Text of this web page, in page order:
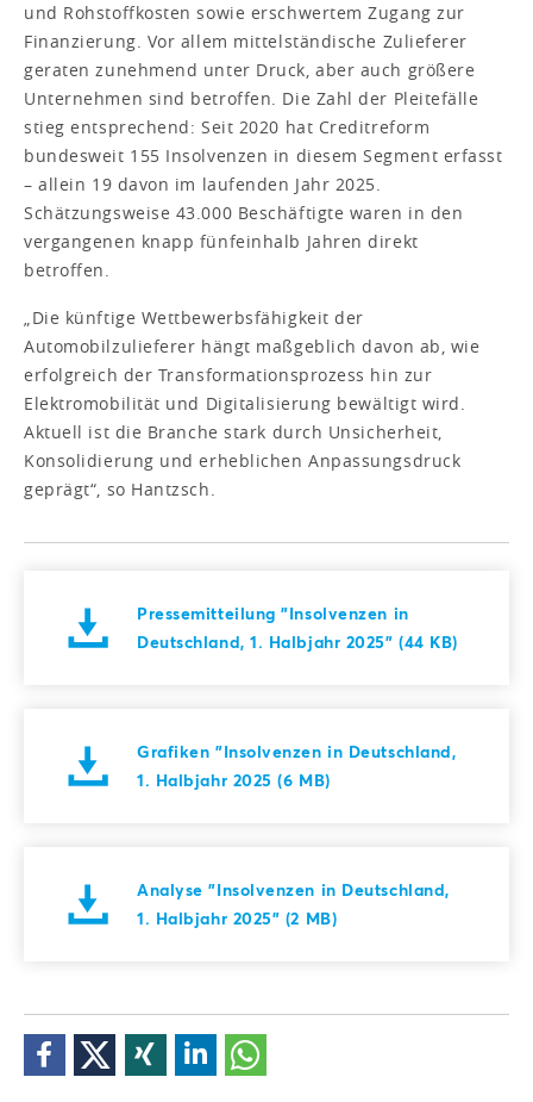
und Rohstoffkosten sowie erschwertem Zugang zur
Finanzierung. Vor allem mittelständische Zulieferer
geraten zunehmend unter Druck, aber auch größere
Unternehmen sind betroffen. Die Zahl der Pleitefälle
stieg entsprechend: Seit 2020 hat Creditreform
bundesweit 155 Insolvenzen in diesem Segment erfasst
– allein 19 davon im laufenden Jahr 2025.
Schätzungsweise 43.000 Beschäftigte waren in den
vergangenen knapp fünfeinhalb Jahren direkt
betroffen.
„Die künftige Wettbewerbsfähigkeit der
Automobilzulieferer hängt maßgeblich davon ab, wie
erfolgreich der Transformationsprozess hin zur
Elektromobilität und Digitalisierung bewältigt wird.
Aktuell ist die Branche stark durch Unsicherheit,
Konsolidierung und erheblichen Anpassungsdruck
geprägt“, so Hantzsch.
Pressemitteilung "Insolvenzen in
Deutschland, 1. Halbjahr 2025" (44 KB)
Grafiken "Insolvenzen in Deutschland,
1. Halbjahr 2025 (6 MB)
Analyse "Insolvenzen in Deutschland,
1. Halbjahr 2025" (2 MB)